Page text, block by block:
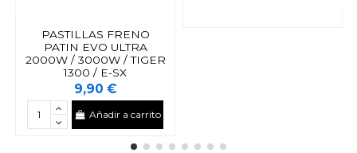
PASTILLAS FRENO
PATIN EVO ULTRA
2000W / 3000W / TIGER
1300 / E-SX
9,90 €
Añadir a carrito